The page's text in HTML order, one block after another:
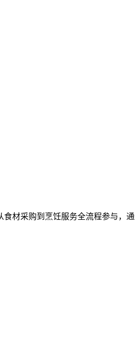
材采购到烹饪服务全流程参与，